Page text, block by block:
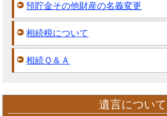
預貯金その他財産の名義変更
相続税について
相続Ｑ＆Ａ
遺言について